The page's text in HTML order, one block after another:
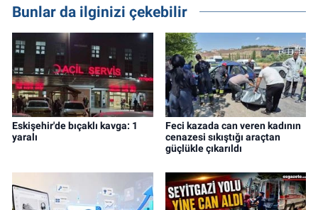
Bunlar da ilginizi çekebilir
Eskişehir'de bıçaklı kavga: 1
yaralı
Feci kazada can veren kadının
cenazesi sıkıştığı araçtan
güçlükle çıkarıldı